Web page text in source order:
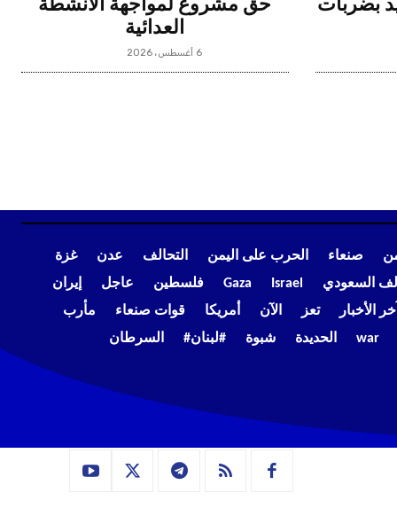
بضربات
حق مشروع لمواجهة الأنشطة
العدائية
6 أغسطس، 2026
صنعاء الحرب على اليمن التحالف عدن
غزة
السعودي
Israel
Gaza فلسطين عاجل
إيران
الأخبار
تعز الآن أمريكا قوات صنعاء
مأرب
war
الحديدة شبوة #لبنان# السرطان